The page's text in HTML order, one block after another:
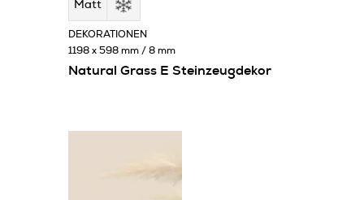
Matt
Natural Grass E Steinzeugdekor
DEKORATIONEN
1198 x 598 mm / 8 mm